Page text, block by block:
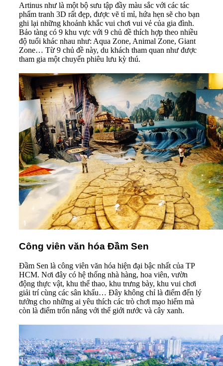
Artinus như là một bộ sưu tập đầy màu sắc với các tác
phẩm tranh 3D rất đẹp, được vẽ tỉ mỉ, hứa hẹn sẽ cho bạn
ghi lại những khoảnh khắc vui chơi vui vẻ của gia đình.
Bảo tàng có 9 khu vực với 9 chủ đề thích hợp theo nhiều
độ tuổi khác nhau như: Aqua Zone, Animal Zone, Giant
Zone… Từ 9 chủ đề này, du khách tham quan như được
tham gia một chuyến phiêu lưu kỳ thú.
Công viên văn hóa Đầm Sen
Đầm Sen là công viên văn hóa hiện đại bậc nhất của TP
HCM. Nơi đây có hệ thống nhà hàng, hoa viên, vườn
động thực vật, khu thể thao, khu trưng bày, khu vui chơi
giải trí cùng các sân khấu… Đây không chỉ là điểm đến lý
tưởng cho những ai yêu thích các trò chơi mạo hiểm mà
còn là điểm trốn nắng với thế giới nước và cây xanh.